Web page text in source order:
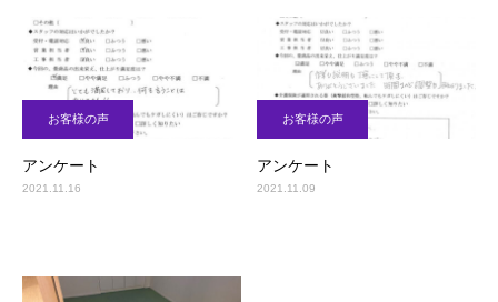
お客様の声
アンケート
2021.11.16
お客様の声
アンケート
2021.11.09